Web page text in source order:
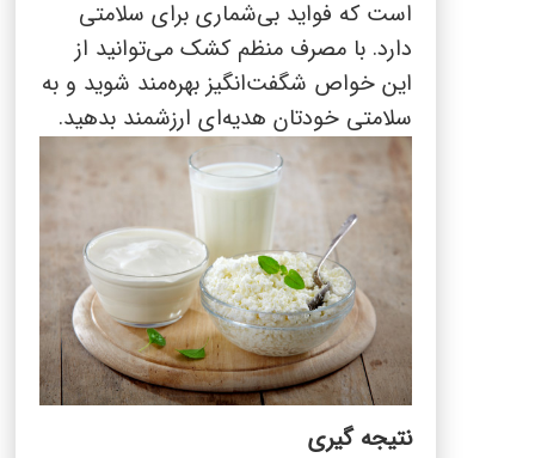
است که فواید بی‌شماری برای سلامتی
دارد. با مصرف منظم کشک می‌توانید از
این خواص شگفت‌انگیز بهره‌مند شوید و به
سلامتی خودتان هدیه‌ای ارزشمند بدهید.
نتیجه گیری